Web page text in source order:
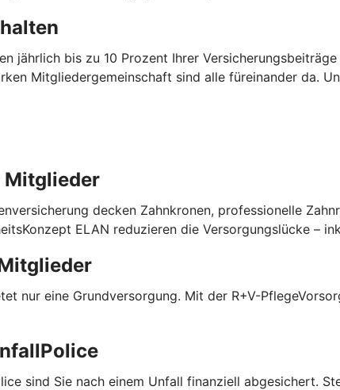
jährlich bis zu 10 Prozent Ihrer
Mitgliedergemeinschaft sind alle füreinander da.
Mitglieder
decken Zahnkronen, professionelle
ELAN reduzieren die Versorgungslücke –
nur eine Grundversorgung. Mit der R+V-
sind Sie nach einem Unfall finanziell abgesichert.